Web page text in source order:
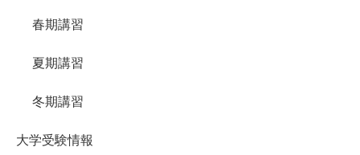
春期講習
夏期講習
冬期講習
大学受験情報